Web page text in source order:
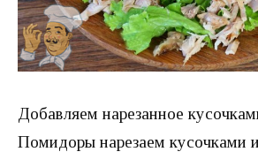
Добавляем нарезанное
Помидоры нарезаем кусочками